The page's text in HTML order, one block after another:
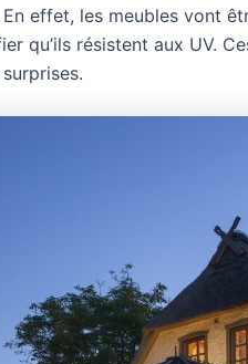
effet, les meubles vont
qu’ils résistent aux UV.